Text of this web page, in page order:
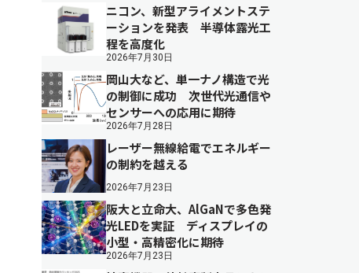
ニコン、新型アライメントステ
ーションを発表 半導体露光工
程を高度化
2026年7月30日
岡山大など、単一ナノ構造で光
の制御に成功 次世代光通信や
センサーへの応用に期待
2026年7月28日
レーザー無線給電でエネルギー
の制約を越える
2026年7月23日
阪大と立命大、AlGaNで多色発
光LEDを実証 ディスプレイの
小型・高精密化に期待
2026年7月23日